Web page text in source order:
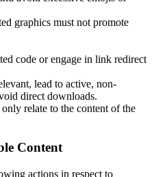
graphics must not promote
code or engage in link redirect
lead to active, non-
direct downloads.
relate to the content of the
Content
actions in respect to